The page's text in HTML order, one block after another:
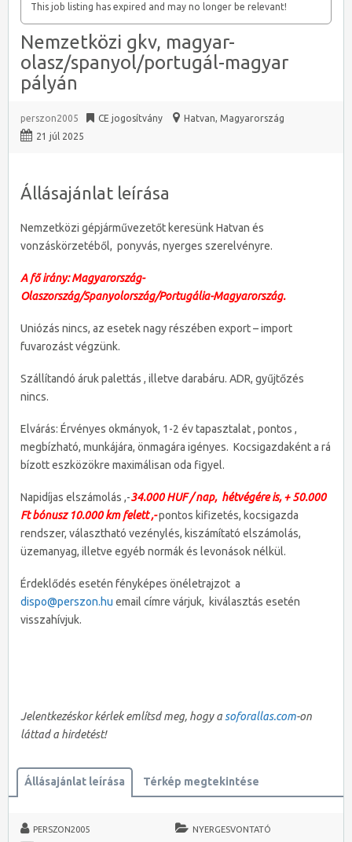
This job listing has expired and may no longer be relevant!
Nemzetközi gkv, magyar-
olasz/spanyol/portugál-magyar
pályán
perszon2005 CE jogosítvány Hatvan, Magyarország
21 júl 2025
Állásajánlat leírása
Nemzetközi gépjárművezetőt keresünk Hatvan és
vonzáskörzetéből, ponyvás, nyerges szerelvényre.
A fő irány: Magyarország-
Olaszország/Spanyolország/Portugália-Magyarország.
Uniózás nincs, az esetek nagy részében export – import
fuvarozást végzünk.
Szállítandó áruk palettás , illetve darabáru. ADR, gyűjtőzés
nincs.
Elvárás: Érvényes okmányok, 1-2 év tapasztalat , pontos ,
megbízható, munkájára, önmagára igényes. Kocsigazdaként a rá
bízott eszközökre maximálisan oda figyel.
Napidíjas elszámolás ,-34.000 HUF / nap, hétvégére is, + 50.000
Ft bónusz 10.000 km felett ,-pontos kifizetés, kocsigazda
rendszer, választható vezénylés, kiszámítató elszámolás,
üzemanyag, illetve egyéb normák és levonások nélkül.
Érdeklődés esetén fényképes önéletrajzot a
dispo@perszon.hu email címre várjuk, kiválasztás esetén
visszahívjuk.
Jelentkezéskor kérlek említsd meg, hogy a soforallas.com-on
láttad a hirdetést!
Állásajánlat leírása Térkép megtekintése
PERSZON2005
NYERGESVONTATÓ